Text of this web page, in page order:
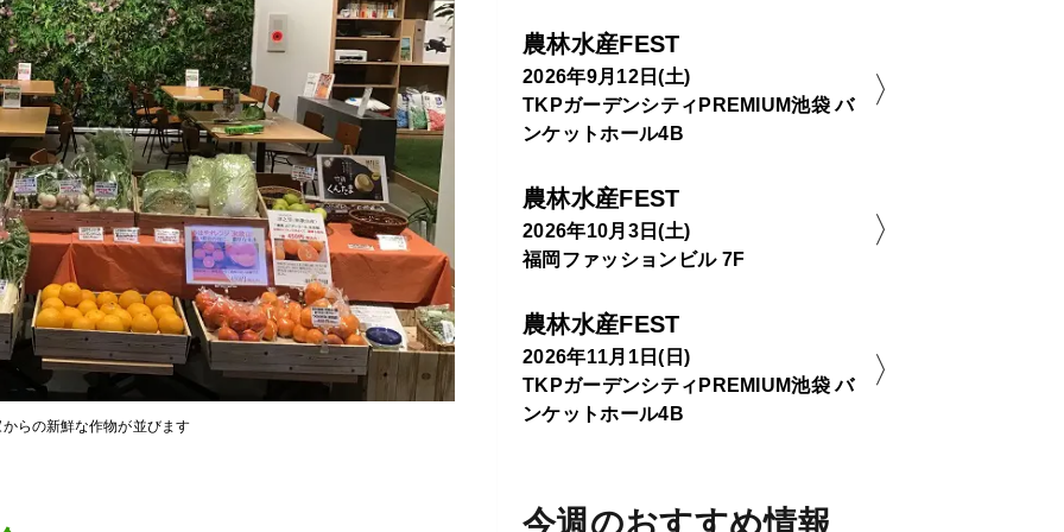
らの新鮮な作物が並びます
農林水産FEST
2026年9月12日(土)
TKPガーデンシティPREMIUM池袋 バ
ンケットホール4B
農林水産FEST
2026年10月3日(土)
福岡ファッションビル 7F
農林水産FEST
2026年11月1日(日)
TKPガーデンシティPREMIUM池袋 バ
ンケットホール4B
今週のおすすめ情報